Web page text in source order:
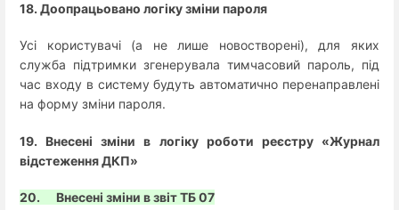
18. Доопрацьовано логіку зміни пароля
Усі користувачі (а не лише новостворені), для яких
служба підтримки згенерувала тимчасовий пароль, під
час входу в систему будуть автоматично перенаправлені
на форму зміни пароля.
19. Внесені зміни в логіку роботи реєстру «Журнал
відстеження ДКП»
20. Внесені зміни в звіт ТБ 07